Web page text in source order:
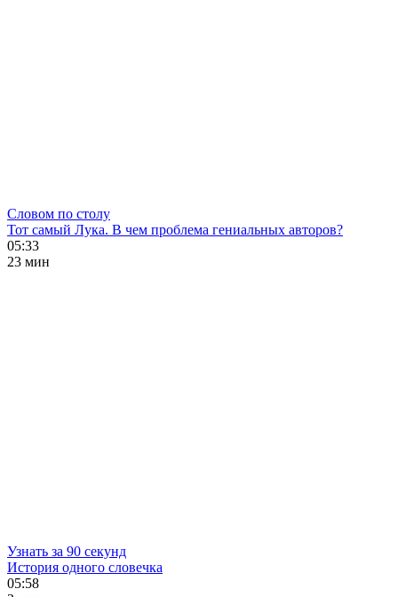
Словом по столу
Тот самый Лука. В чем проблема гениальных авторов?
05:33
23 мин
Узнать за 90 секунд
История одного словечка
05:58